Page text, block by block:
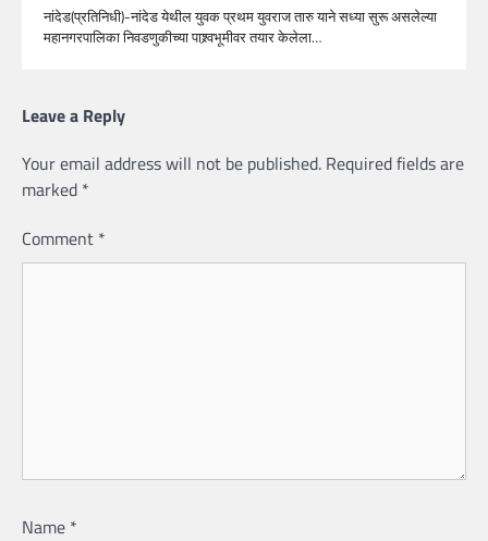
नांदेड(प्रतिनिधी)-नांदेड येथील युवक प्रथम युवराज तारु याने सध्या सुरू असलेल्या
महानगरपालिका निवडणुकीच्या पाश्र्वभूमीवर तयार केलेला…
Leave a Reply
Your email address will not be published. Required fields are
marked *
Comment *
Name *